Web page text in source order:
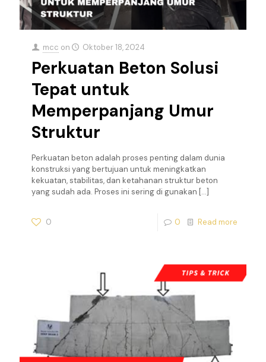
mcc on Oktober 18, 2024
Perkuatan Beton Solusi
Tepat untuk
Memperpanjang Umur
Struktur
Perkuatan beton adalah proses penting dalam dunia
konstruksi yang bertujuan untuk meningkatkan
kekuatan, stabilitas, dan ketahanan struktur beton
yang sudah ada. Proses ini sering di gunakan […]
0 0 Read more